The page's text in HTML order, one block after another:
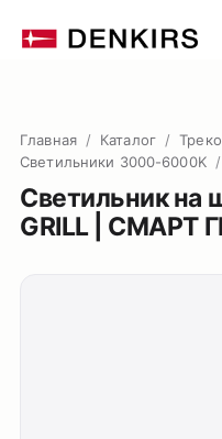
Главная / Каталог /
Светильники 3000-6000K /
Светильник на
GRILL | СМАРТ